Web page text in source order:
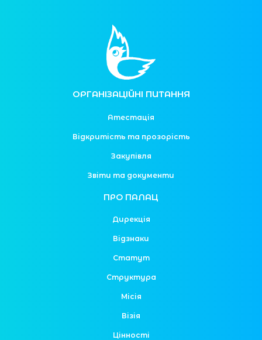
ОРГАНІЗАЦІЙНІ ПИТАННЯ
Атестація
Відкритість та прозорість
Закупівля
Звіти та документи
ПРО ПАЛАЦ
Дирекція
Відзнаки
Статут
Структура
Місія
Візія
Цінності